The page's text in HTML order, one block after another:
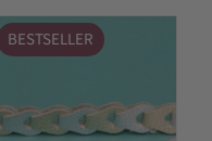
BESTSELLER